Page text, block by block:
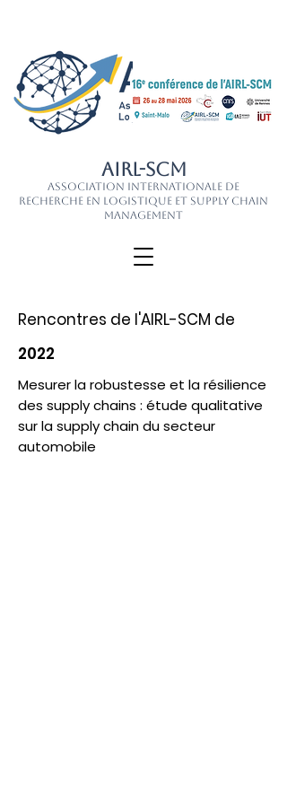
AIRL-SCM
Association Internationale de
Recherche en Logistique et Supply Chain
Management
Rencontres de l'AIRL-SCM de
2022
Mesurer la robustesse et la résilience
des supply chains : étude qualitative
sur la supply chain du secteur
automobile